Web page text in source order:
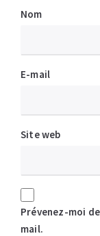
Nom
E-mail
Site web
Prévenez-moi
mail.